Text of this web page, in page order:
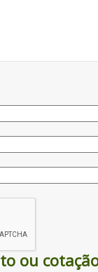
ou